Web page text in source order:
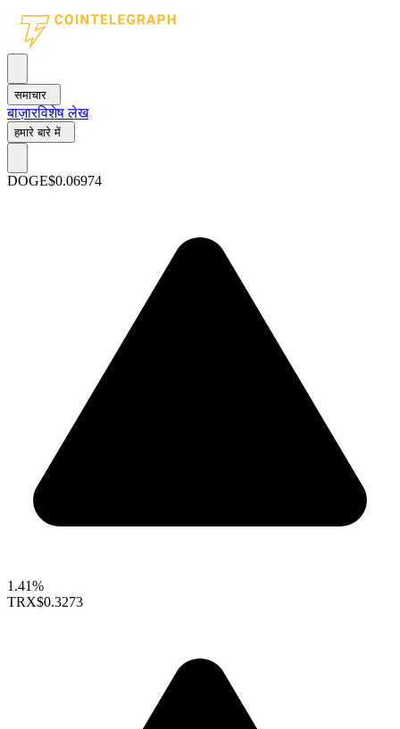
समाचार
बाज़ारविशेष लेख
हमारे बारे में
DOGE$0.06974
1.41%
TRX$0.3273